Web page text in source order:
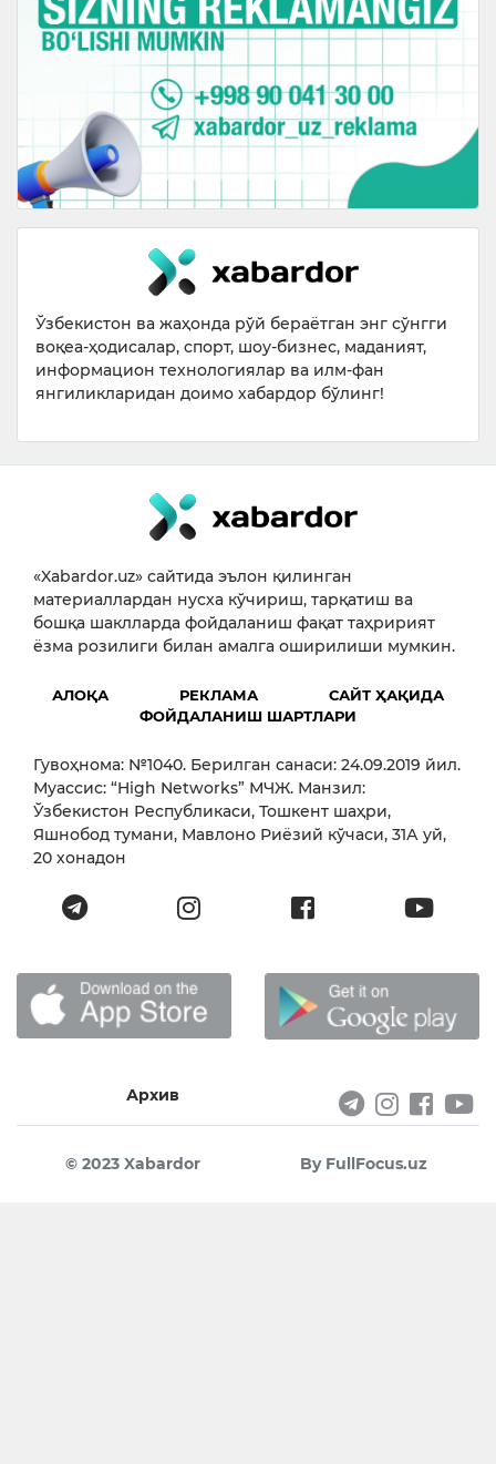
Ўзбекистон ва жаҳонда рўй бераётган энг сўнгги
воқеа-ҳодисалар, спорт, шоу-бизнес, маданият,
информацион технологиялар ва илм-фан
янгиликларидан доимо хабардор бўлинг!
«Xabardor.uz» сайтида эълон қилинган
материаллардан нусха кўчириш, тарқатиш ва
бошқа шаклларда фойдаланиш фақат таҳририят
ёзма розилиги билан амалга оширилиши мумкин.
АЛОҚА РЕКЛАМА
САЙТ ҲАҚИДА
ФОЙДАЛАНИШ ШАРТЛАРИ
Гувоҳнома: №1040. Берилган санаси: 24.09.2019 йил.
Муассис: “High Networks” МЧЖ. Манзил:
Ўзбекистон Республикаси, Тошкент шаҳри,
Яшнобод тумани, Мавлоно Риёзий кўчаси, 31А уй,
20 хонадон
Архив
© 2023 Xabardor By FullFocus.uz